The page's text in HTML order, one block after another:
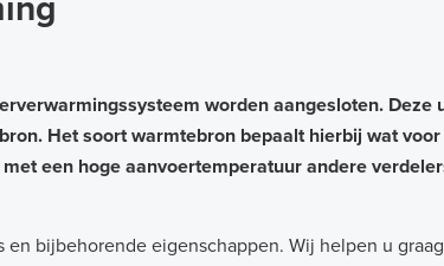
worden aangesloten. Deze
Het soort warmtebron bepaalt hierbij wat
een hoge aanvoertemperatuur andere
bijbehorende eigenschappen. Wij helpen u